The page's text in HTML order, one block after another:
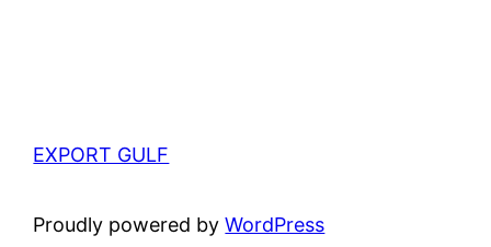
EXPORT GULF
Proudly powered byWordPress